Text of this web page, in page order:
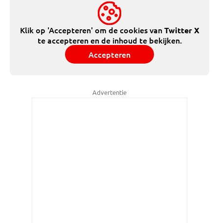
Klik op 'Accepteren' om de cookies vanTwitter X
te accepteren en de inhoud te bekijken.
Accepteren
Advertentie